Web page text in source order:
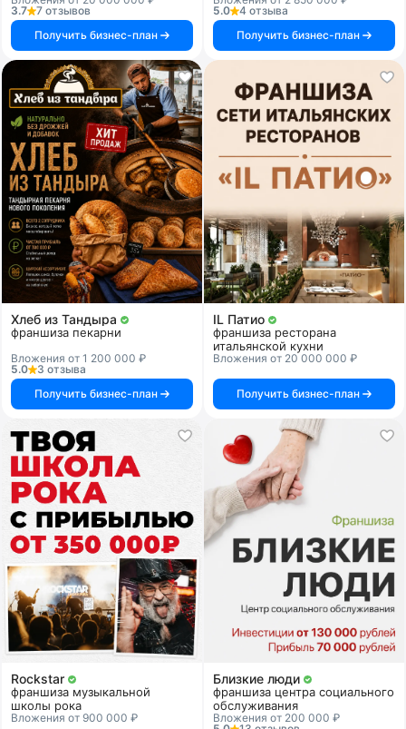
3.7
7 отзывов
Получить бизнес-план
5.0
4 отзыва
Получить бизнес-план
Хлеб из Тандыра
франшиза пекарни
Вложения от 1 200 000 ₽
5.0
3 отзыва
Получить бизнес-план
IL Патио
франшиза ресторана
итальянской кухни
Вложения от 20 000 000 ₽
Получить бизнес-план
Rockstar
франшиза музыкальной
школы рока
Вложения от 900 000 ₽
Близкие люди
франшиза центра социального
обслуживания
Вложения от 200 000 ₽